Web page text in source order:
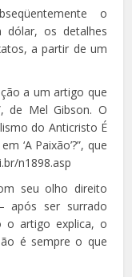
o
os detalhes
a partir de um
a um artigo que
de Mel Gibson. O
do Anticristo É
‘A Paixão’?”, que
n1898.asp
seu olho direito
ser surrado
o artigo explica, o
é sempre o que